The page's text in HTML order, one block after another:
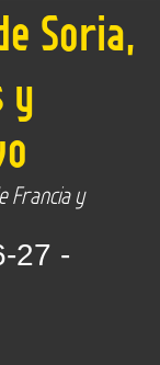
Soria,
y
Francia y
27 -